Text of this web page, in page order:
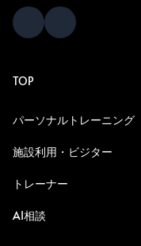
TOP
パーソナルトレーニング
施設利用・ビジター
トレーナー
AI相談